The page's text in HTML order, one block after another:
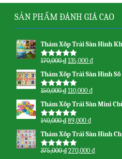
SẢN PHẨM ĐÁNH GIÁ CAO
Thảm Xốp Trải Sàn Hình
Được xếp
sao
170,000₫135,000₫
Thảm Xốp Trải Sàn Hình Số
Được xếp
sao
150,000₫110,000₫
Thảm Xốp Trải Sàn Mini
Được xếp
sao
140,000₫89,000₫
Thảm Xốp Trải Sàn Hình
Được xếp
375,000₫270,000₫